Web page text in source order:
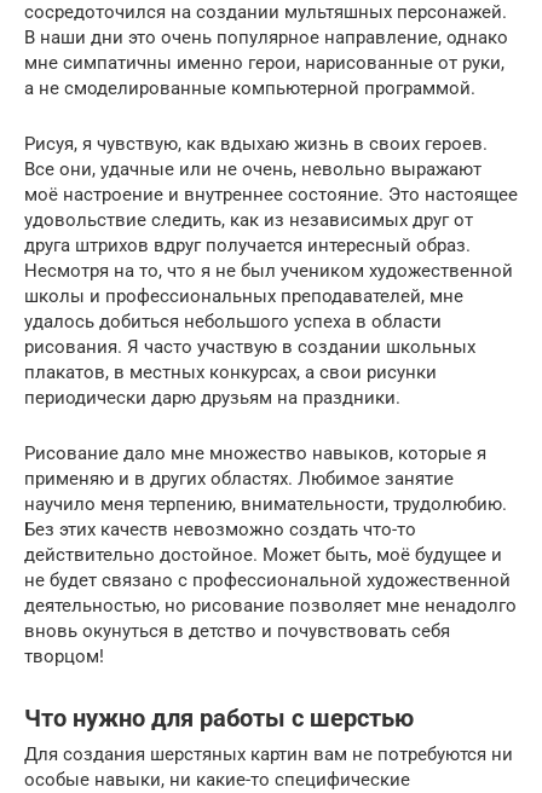
сосредоточился на создании мультяшных персонажей.
В наши дни это очень популярное направление, однако
мне симпатичны именно герои, нарисованные от руки,
а не смоделированные компьютерной программой.
Рисуя, я чувствую, как вдыхаю жизнь в своих героев.
Все они, удачные или не очень, невольно выражают
моё настроение и внутреннее состояние. Это настоящее
удовольствие следить, как из независимых друг от
друга штрихов вдруг получается интересный образ.
Несмотря на то, что я не был учеником художественной
школы и профессиональных преподавателей, мне
удалось добиться небольшого успеха в области
рисования. Я часто участвую в создании школьных
плакатов, в местных конкурсах, а свои рисунки
периодически дарю друзьям на праздники.
Рисование дало мне множество навыков, которые я
применяю и в других областях. Любимое занятие
научило меня терпению, внимательности, трудолюбию.
Без этих качеств невозможно создать что-то
действительно достойное. Может быть, моё будущее и
не будет связано с профессиональной художественной
деятельностью, но рисование позволяет мне ненадолго
вновь окунуться в детство и почувствовать себя
творцом!
Что нужно для работы с шерстью
Для создания шерстяных картин вам не потребуются ни
особые навыки, ни какие-то специфические